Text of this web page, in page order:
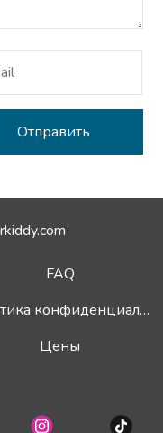
FAQ
Политика конфиденциальности
Цены